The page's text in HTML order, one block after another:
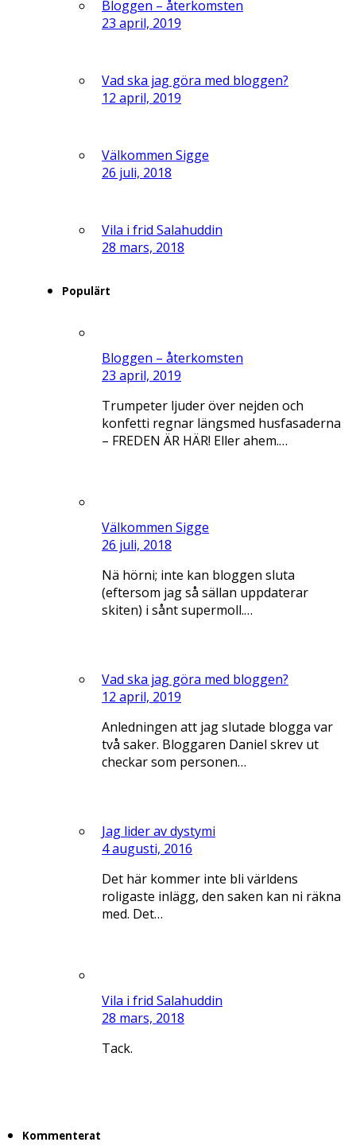
Bloggen – återkomsten
23 april, 2019
Vad ska jag göra med bloggen?
12 april, 2019
Välkommen Sigge
26 juli, 2018
Vila i frid Salahuddin
28 mars, 2018
Populärt
Bloggen – återkomsten
23 april, 2019
Trumpeter ljuder över nejden och
konfetti regnar längsmed husfasaderna
– FREDEN ÄR HÄR! Eller ahem.…
Välkommen Sigge
26 juli, 2018
Nä hörni; inte kan bloggen sluta
(eftersom jag så sällan uppdaterar
skiten) i sånt supermoll.…
Vad ska jag göra med bloggen?
12 april, 2019
Anledningen att jag slutade blogga var
två saker. Bloggaren Daniel skrev ut
checkar som personen…
Jag lider av dystymi
4 augusti, 2016
Det här kommer inte bli världens
roligaste inlägg, den saken kan ni räkna
med. Det…
Vila i frid Salahuddin
28 mars, 2018
Tack.
Kommenterat